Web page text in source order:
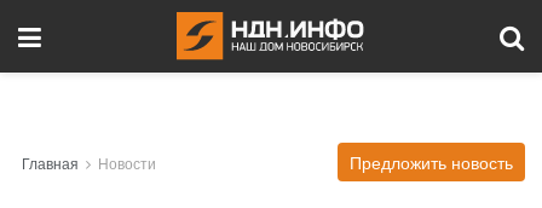
Главная Новости Предложить новость